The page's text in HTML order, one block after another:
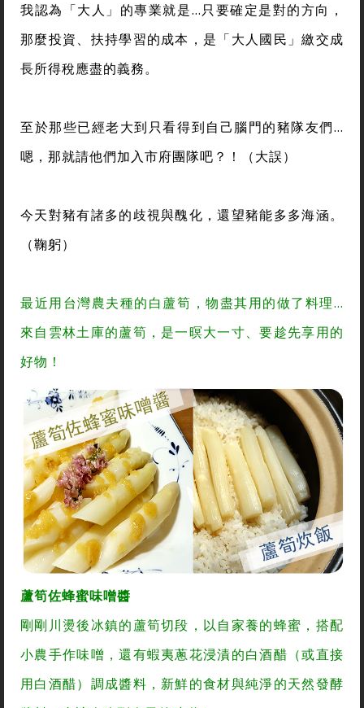
我認為「大人」的專業就是…只要確定是對的方向，
那麼投資、扶持學習的成本，是「大人國民」繳交成
長所得稅應盡的義務。
至於那些已經老大到只看得到自己腦門的豬隊友們…
嗯，那就請他們加入市府團隊吧？！（大誤）
今天對豬有諸多的歧視與醜化，還望豬能多多海涵。
（鞠躬）
最近用台灣農夫種的白蘆筍，物盡其用的做了料理…
來自雲林土庫的蘆筍，是一暝大一寸、要趁先享用的
好物！
蘆筍佐蜂蜜味噌醬
剛剛川燙後冰鎮的蘆筍切段，以自家養的蜂蜜，搭配
小農手作味噌，還有蝦夷蔥花浸漬的白酒醋（或直接
用白酒醋）調成醬料，新鮮的食材與純淨的天然發酵